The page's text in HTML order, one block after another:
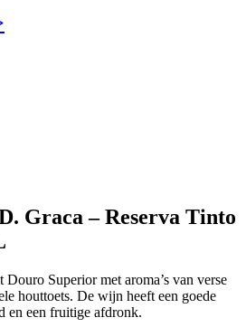
Graca – Reserva Tinto
Superior met aroma’s van verse
houttoets. De wijn heeft een goede
en een fruitige afdronk.